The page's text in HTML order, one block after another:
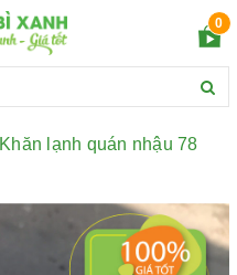
0
Khăn lạnh quán nhậu 78